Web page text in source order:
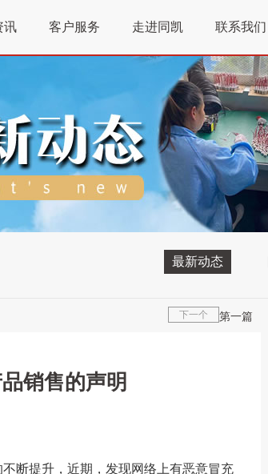
讯 客户服务 走进同凯 联系我们
最新动态
第一篇
下一个
销售的声明
断提升，近期，发现网络上有恶意冒充